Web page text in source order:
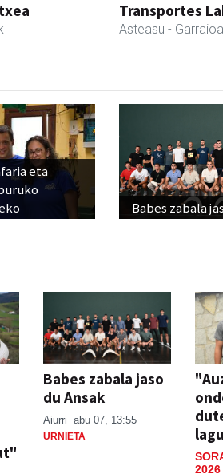
Transportes
Asteasu -
eta
Babes zabala
Babes zabala jaso
du Ansak
Aiurri abu 07, 13:55
URNIETA
2026